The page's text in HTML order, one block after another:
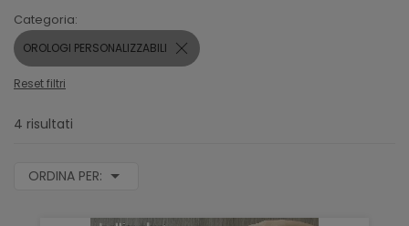
Categoria:
OROLOGI PERSONALIZZABILI
Reset filtri
4 risultati
ORDINA PER: